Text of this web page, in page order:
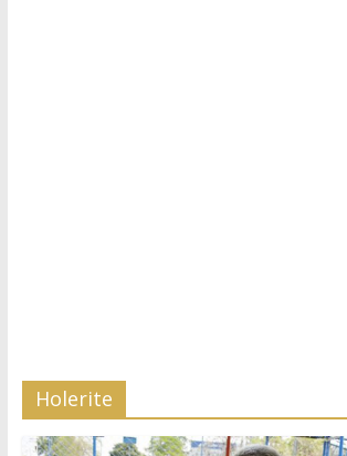
Holerite